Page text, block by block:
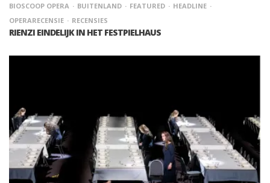
BIOSCOOP OPERA BUITENLAND FEATURED
HEADLINE
OPERARECENSIE
RECENSIES
RIENZI EINDELIJK IN HET FESTPIELHAUS